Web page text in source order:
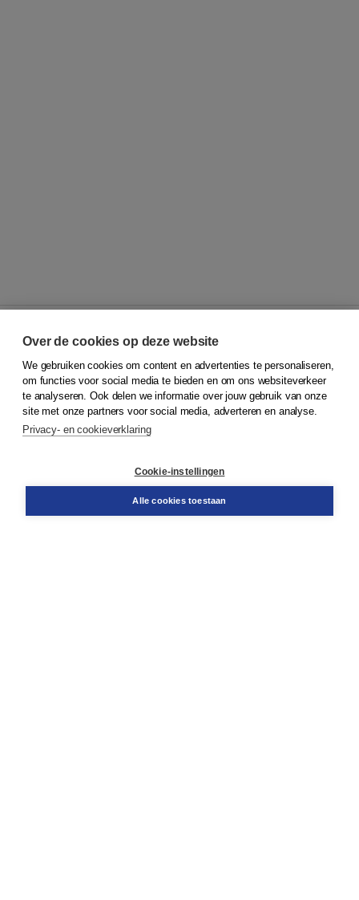
© 2026Koninklijke Boom uitgevers
Klantenservice
Service & informatie
Contact
Over de cookies op deze website
We gebruiken cookies om content en advertenties te personaliseren,
om functies voor social media te bieden en om ons websiteverkeer
te analyseren. Ook delen we informatie over jouw gebruik van onze
site met onze partners voor social media, adverteren en analyse.
Privacy- en cookieverklaring
Cookie-instellingen
Alle cookies toestaan